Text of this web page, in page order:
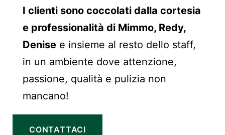
I clienti sono coccolati dalla cortesia
e professionalità di Mimmo, Redy,
Denise e insieme al resto dello staff,
in un ambiente dove attenzione,
passione, qualità e pulizia non
mancano!
CONTATTACI